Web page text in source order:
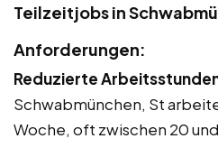
Teilzeitjobs in
Anforderungen:
Reduzierte
Schwabmünchen, St
Woche, oft zwischen 20